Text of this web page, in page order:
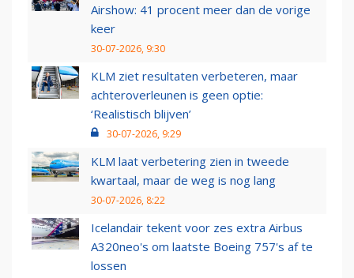
Airshow: 41 procent meer dan de vorige
keer
30-07-2026, 9:30
KLM ziet resultaten verbeteren, maar
achteroverleunen is geen optie:
‘Realistisch blijven’
30-07-2026, 9:29
KLM laat verbetering zien in tweede
kwartaal, maar de weg is nog lang
30-07-2026, 8:22
Icelandair tekent voor zes extra Airbus
A320neo's om laatste Boeing 757's af te
lossen